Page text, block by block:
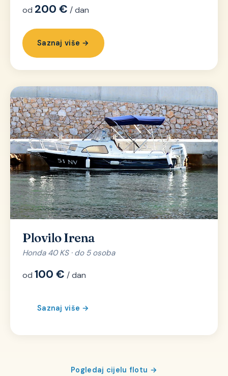
od 200 € / dan
Saznaj više →
Plovilo Irena
Honda 40 KS · do 5 osoba
od 100 € / dan
Saznaj više →
Pogledaj cijelu flotu →